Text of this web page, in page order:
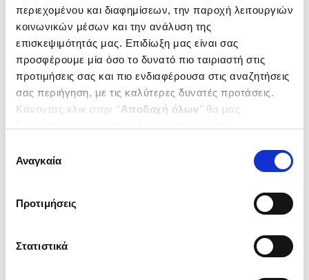
περιεχομένου και διαφημίσεων, την παροχή λειτουργιών
κοινωνικών μέσων και την ανάλυση της
επισκεψιμότητάς μας. Επιδίωξη μας είναι σας
προσφέρουμε μία όσο το δυνατό πιο ταιριαστή στις
προτιμήσεις σας και πιο ενδιαφέρουσα στις αναζητήσεις
σας περιήγηση, με τις καλύτερες δυνατές προτάσεις.
Κάνοντας κλικ στην ‘’Αποδοχή όλων’’ θα μας
ενδιαφέρουν και να επιλέξετε από τα παρακάτω με την
΄΄και να ενημερωθείτε σχετικά με
συγκατάθεσης
Αναγκαία
Προτιμήσεις
Στατιστικά